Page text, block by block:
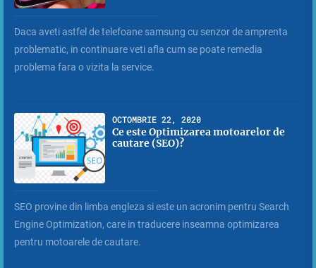
Daca aveti astfel de telefoane samsung cu senzor de amprenta
problematic, in continuare veti afla cum se poate remedia
problema fara o vizita la service.
OCTOMBRIE 22, 2020
Ce este Optimizarea motoarelor de
cautare (SEO)?
SEO provine din limba engleza si este un acronim pentru Search
Engine Optimization, care in traducere inseamna optimizarea
pentru motoarele de cautare.